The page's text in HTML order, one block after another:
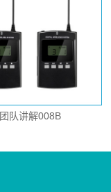
团队讲解008B